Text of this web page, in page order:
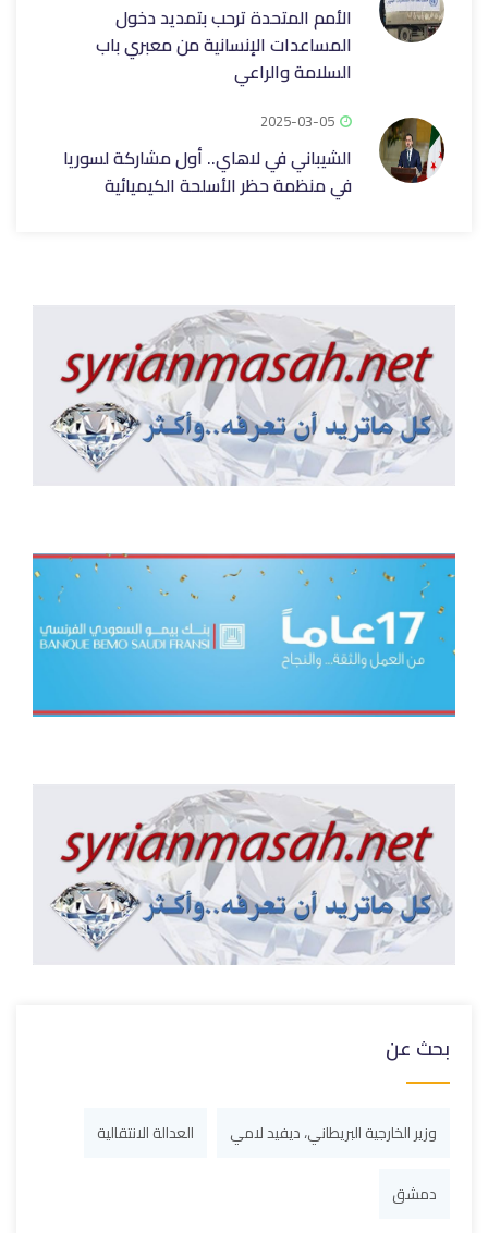
الأمم المتحدة ترحب بتمديد دخول
المساعدات الإنسانية من معبري باب
السلامة والراعي
2025-03-05
الشيباني في لاهاي.. أول مشاركة لسوريا
في منظمة حظر الأسلحة الكيميائية
بحث عن
وزير الخارجية البريطاني، ديفيد لامي العدالة الانتقالية
دمشق